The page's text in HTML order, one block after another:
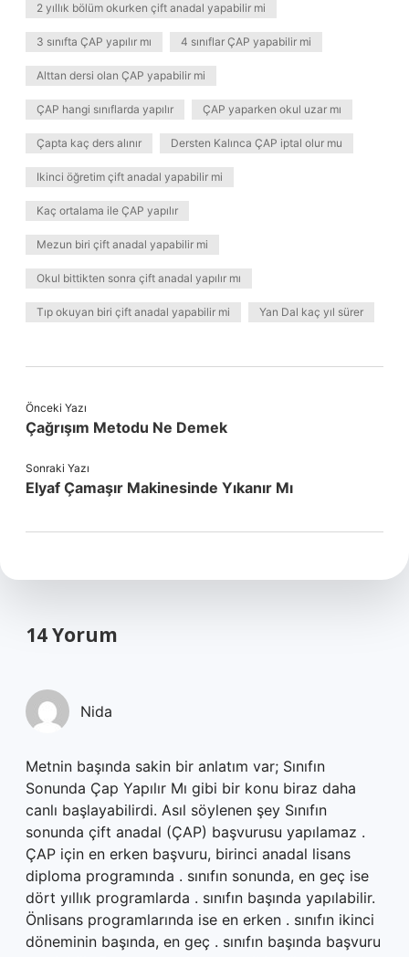
2 yıllık bölüm okurken çift anadal yapabilir mi
3 sınıfta ÇAP yapılır mı 4 sınıflar ÇAP yapabilir mi
Alttan dersi olan ÇAP yapabilir mi
ÇAP hangi sınıflarda yapılır ÇAP yaparken okul uzar mı
Çapta kaç ders alınır Dersten Kalınca ÇAP iptal olur mu
Ikinci öğretim çift anadal yapabilir mi
Kaç ortalama ile ÇAP yapılır
Mezun biri çift anadal yapabilir mi
Okul bittikten sonra çift anadal yapılır mı
Tıp okuyan biri çift anadal yapabilir mi Yan Dal kaç yıl sürer
Önceki Yazı
Çağrışım Metodu Ne Demek
Sonraki Yazı
Elyaf Çamaşır Makinesinde Yıkanır Mı
14 Yorum
Nida
Metnin başında sakin bir anlatım var; Sınıfın
Sonunda Çap Yapılır Mı gibi bir konu biraz daha
canlı başlayabilirdi. Asıl söylenen şey Sınıfın
sonunda çift anadal (ÇAP) başvurusu yapılamaz .
ÇAP için en erken başvuru, birinci anadal lisans
diploma programında . sınıfın sonunda, en geç ise
dört yıllık programlarda . sınıfın başında yapılabilir.
Önlisans programlarında ise en erken . sınıfın ikinci
döneminin başında, en geç . sınıfın başında başvuru